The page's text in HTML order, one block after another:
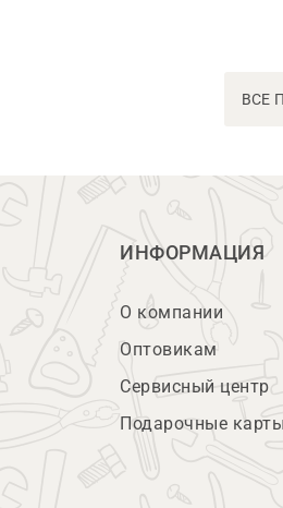
ВСЕ
ИНФОРМАЦИЯ
О компании
Оптовикам
Сервисный центр
Подарочные карты